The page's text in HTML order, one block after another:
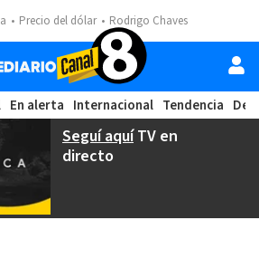
Precio del dólar Rodrigo Chaves
En alerta Internacional Tendencia
Seguí aquíTV en
directo